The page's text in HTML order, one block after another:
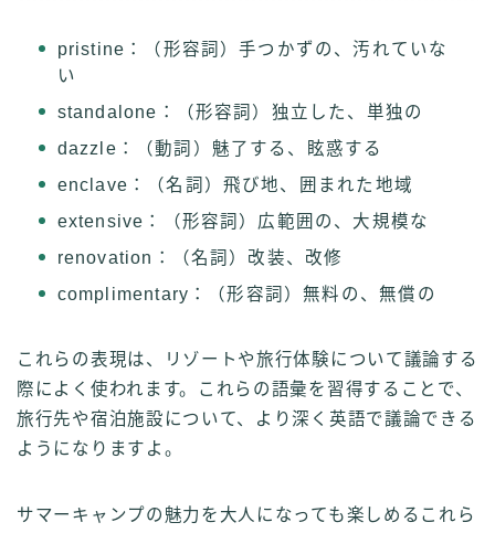
pristine：（形容詞）手つかずの、汚れていな
い
standalone：（形容詞）独立した、単独の
dazzle：（動詞）魅了する、眩惑する
enclave：（名詞）飛び地、囲まれた地域
extensive：（形容詞）広範囲の、大規模な
renovation：（名詞）改装、改修
complimentary：（形容詞）無料の、無償の
これらの表現は、リゾートや旅行体験について議論する
際によく使われます。これらの語彙を習得することで、
旅行先や宿泊施設について、より深く英語で議論できる
ようになりますよ。
サマーキャンプの魅力を大人になっても楽しめるこれら